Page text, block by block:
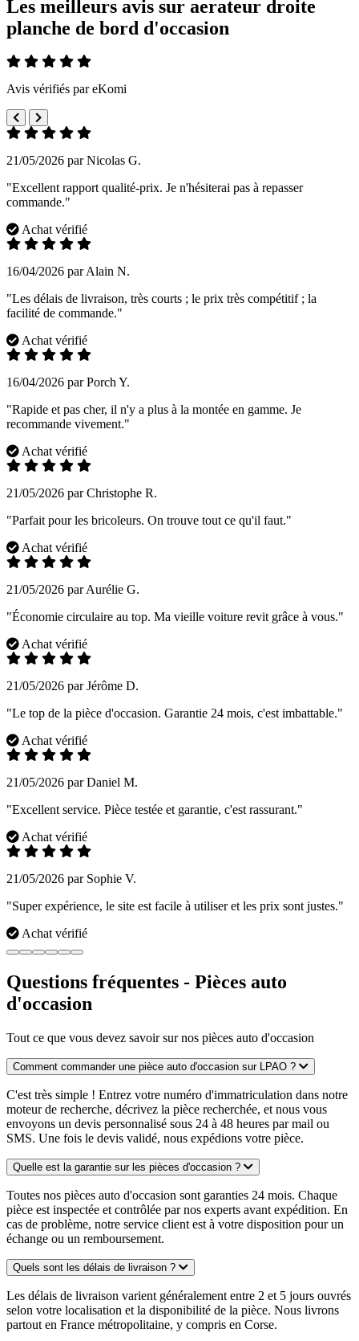
Les meilleurs avis sur aerateur droite
planche de bord d'occasion
Avis vérifiés par eKomi
21/05/2026 par Nicolas G.
"Excellent rapport qualité-prix. Je n'hésiterai pas à repasser
commande."
Achat vérifié
16/04/2026 par Alain N.
"Les délais de livraison, très courts ; le prix très compétitif ; la
facilité de commande."
Achat vérifié
16/04/2026 par Porch Y.
"Rapide et pas cher, il n'y a plus à la montée en gamme. Je
recommande vivement."
Achat vérifié
21/05/2026 par Christophe R.
"Parfait pour les bricoleurs. On trouve tout ce qu'il faut."
Achat vérifié
21/05/2026 par Aurélie G.
"Économie circulaire au top. Ma vieille voiture revit grâce à vous."
Achat vérifié
21/05/2026 par Jérôme D.
"Le top de la pièce d'occasion. Garantie 24 mois, c'est imbattable."
Achat vérifié
21/05/2026 par Daniel M.
"Excellent service. Pièce testée et garantie, c'est rassurant."
Achat vérifié
21/05/2026 par Sophie V.
"Super expérience, le site est facile à utiliser et les prix sont justes."
Achat vérifié
Questions fréquentes - Pièces auto
d'occasion
Tout ce que vous devez savoir sur nos pièces auto d'occasion
Comment commander une pièce auto d'occasion sur LPAO ?
C'est très simple ! Entrez votre numéro d'immatriculation dans notre
moteur de recherche, décrivez la pièce recherchée, et nous vous
envoyons un devis personnalisé sous 24 à 48 heures par mail ou
SMS. Une fois le devis validé, nous expédions votre pièce.
Quelle est la garantie sur les pièces d'occasion ?
Toutes nos pièces auto d'occasion sont garanties 24 mois. Chaque
pièce est inspectée et contrôlée par nos experts avant expédition. En
cas de problème, notre service client est à votre disposition pour un
échange ou un remboursement.
Quels sont les délais de livraison ?
Les délais de livraison varient généralement entre 2 et 5 jours ouvrés
selon votre localisation et la disponibilité de la pièce. Nous livrons
partout en France métropolitaine, y compris en Corse.